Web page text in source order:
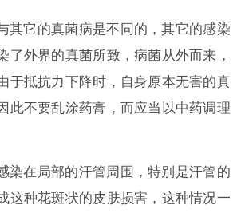
其它的真菌病是不同的，其它的感染
了外界的真菌所致，病菌从外而来，
于抵抗力下降时，自身原本无害的真
此不要乱涂药膏，而应当以中药调理
染在局部的汗管周围，特别是汗管的
这种花斑状的皮肤损害，这种情况一